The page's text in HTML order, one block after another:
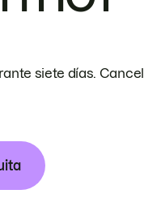
siete días.